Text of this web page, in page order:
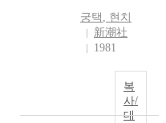
궁택 , 현치
新潮社
1981
복
사/
대